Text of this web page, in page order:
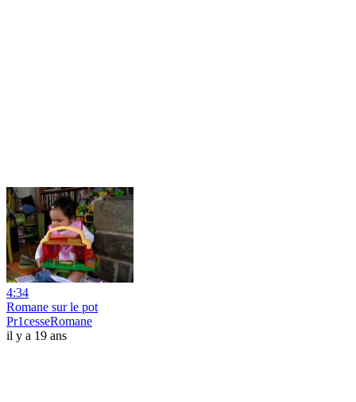
4:34
Romane sur le pot
Pr1cesseRomane
il y a 19 ans